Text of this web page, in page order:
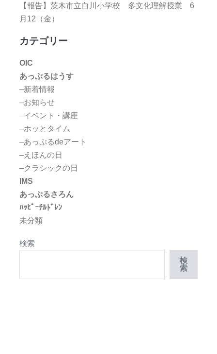
【報告】茨木市立白川小学校 多文化理解授業 6
月12（金）
カテゴリー
OIC
あっぷるはうす
–新着情報
–お知らせ
–イベント・講座
–ホッとタイム
–あっぷるdeアート
–えほんの日
–クラシックの日
IMS
あっぷるさろん
ﾊｯﾋﾟｰﾁﾙﾄﾞﾚﾝ
未分類
検索
検
索